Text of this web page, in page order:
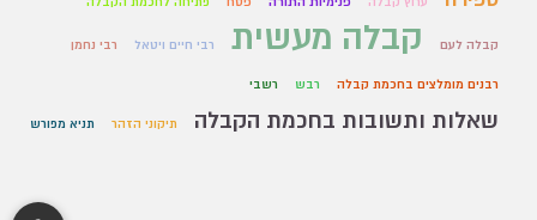
קבלה לעם קבלה מעשית רבי חיים ויטאל רבי נחמן
רבנים מומלצים בחכמת קבלה רבש רשבי
שאלות ותשובות בחכמת הקבלה תיקוני הזהר תניא מפורש